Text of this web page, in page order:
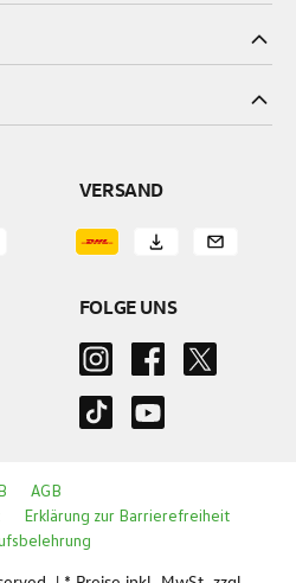
VERSAND
FOLGE UNS
AGB
Erklärung zur Barrierefreiheit